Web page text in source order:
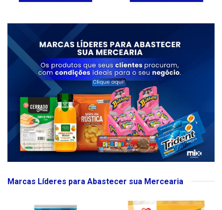
Marcas Líderes para Abastecer sua Mercearia